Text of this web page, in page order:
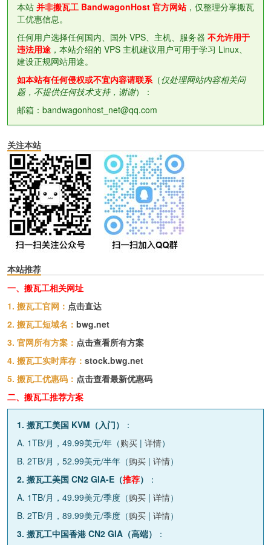
本站 并非搬瓦工 BandwagonHost 官方网站，仅整理分享搬瓦
工优惠信息。
任何用户选择任何国内、国外 VPS、主机、服务器 不允许用于
违法用途 ，本站介绍的 VPS 主机建议用户可用于学习 Linux、
建设正规网站用途。
如本站有任何侵权或不宜内容请联系（仅处理网站内容相关问
题，不提供任何技术支持，谢谢）：
邮箱：bandwagonhost_net@qq.com
关注本站
本站推荐
一、搬瓦工相关网址
1. 搬瓦工官网： 点击直达
2. 搬瓦工短域名： bwg.net
3. 官网所有方案： 点击查看所有方案
4. 搬瓦工实时库存： stock.bwg.net
5. 搬瓦工优惠码： 点击查看最新优惠码
二、搬瓦工推荐方案
1. 搬瓦工美国 KVM（入门）
：
A. 1TB/月，49.99美元/年（购买 | 详情）
B. 2TB/月，52.99美元/半年（购买 | 详情）
2. 搬瓦工美国 CN2 GIA-E（推荐）
：
A. 1TB/月，49.99美元/季度（购买 | 详情）
B. 2TB/月，89.99美元/季度（购买 | 详情）
3. 搬瓦工中国香港 CN2 GIA（高端）
：